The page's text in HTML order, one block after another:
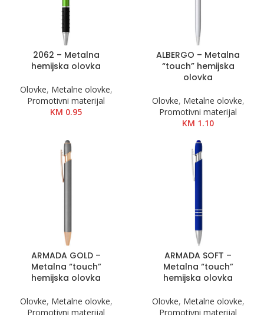
2062 – Metalna
hemijska olovka
Olovke, Metalne olovke,
Promotivni materijal
KM 0.95
ALBERGO – Metalna
“touch” hemijska
olovka
Olovke, Metalne olovke,
Promotivni materijal
KM 1.10
ARMADA GOLD –
Metalna “touch”
hemijska olovka
Olovke, Metalne olovke,
Promotivni materijal
ARMADA SOFT –
Metalna “touch”
hemijska olovka
Olovke, Metalne olovke,
Promotivni materijal